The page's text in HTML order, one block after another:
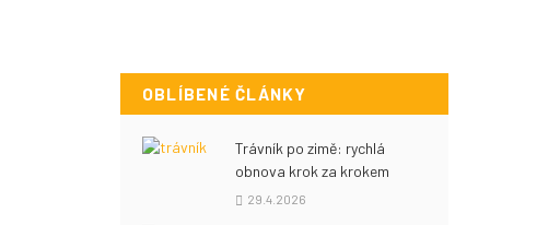
OBLÍBENÉ ČLÁNKY
Trávník po zimě: rychlá
obnova krok za krokem
29.4.2026